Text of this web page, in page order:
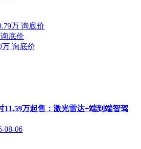
万 询底价
询底价
万 询底价
11.59万起售：激光雷达+端到端智驾
08-06